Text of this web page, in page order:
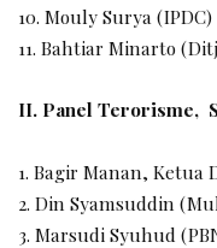
10. Mouly Surya (IPDC)
11. Bahtiar Minarto
II. Panel Terorisme,
1. Bagir Manan, Ketua
2. Din Syamsuddin
3. Marsudi Syuhud